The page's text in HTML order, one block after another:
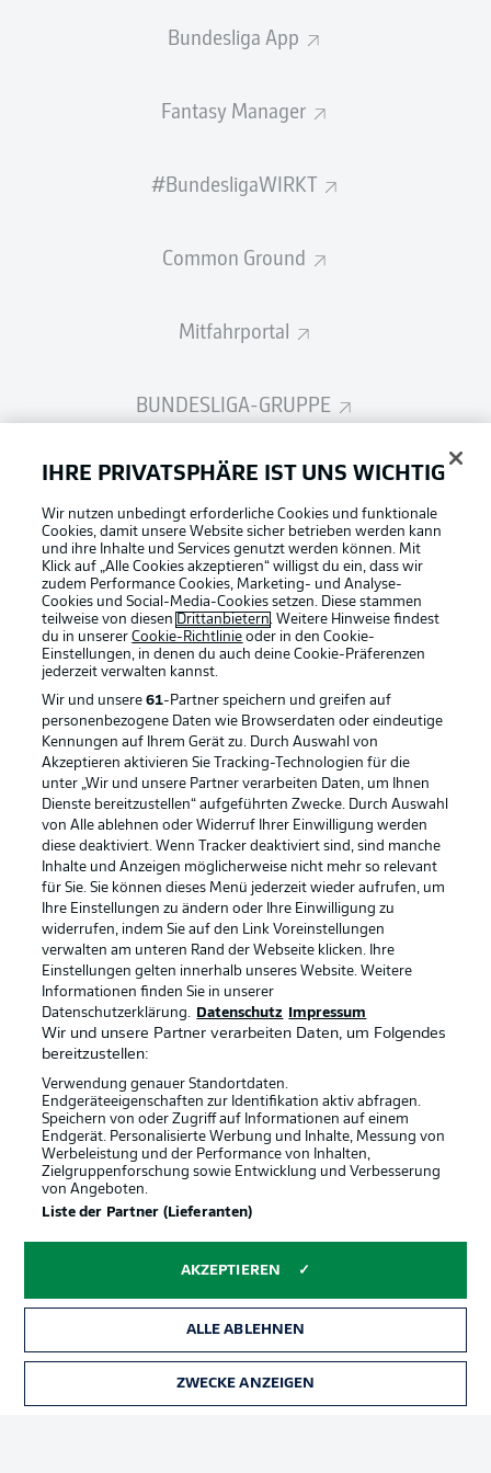
Bundesliga App
Fantasy Manager
#BundesligaWIRKT
Common Ground
Mitfahrportal
BUNDESLIGA-GRUPPE
Sprachauswahl
Login
Football as it's meant to be
BUNDESLIGA APP
Offizielle Partner
Kontakt Jobs
Partner
IHRE PRIVATSPHÄRE IST UNS WICHTIG
Wir nutzen unbedingt erforderliche Cookies und funktionale
Cookies, damit unsere Website sicher betrieben werden kann
und ihre Inhalte und Services genutzt werden können. Mit
Klick auf „Alle Cookies akzeptieren“ willigst du ein, dass wir
zudem Performance Cookies, Marketing- und Analyse-
Cookies und Social-Media-Cookies setzen. Diese stammen
teilweise von diesen Drittanbietern. Weitere Hinweise findest
du in unsererCookie-Richtlinie oder in den Cookie-
Einstellungen, in denen du auch deine Cookie-Präferenzen
jederzeit verwalten kannst.
Wir und unsere61-Partner speichern und greifen auf
personenbezogene Daten wie Browserdaten oder eindeutige
Kennungen auf Ihrem Gerät zu. Durch Auswahl von
Akzeptieren aktivieren Sie Tracking-Technologien für die
unter „Wir und unsere Partner verarbeiten Daten, um Ihnen
Dienste bereitzustellen“ aufgeführten Zwecke. Durch Auswahl
von Alle ablehnen oder Widerruf Ihrer Einwilligung werden
diese deaktiviert. Wenn Tracker deaktiviert sind, sind manche
Inhalte und Anzeigen möglicherweise nicht mehr so relevant
für Sie. Sie können dieses Menü jederzeit wieder aufrufen, um
Ihre Einstellungen zu ändern oder Ihre Einwilligung zu
widerrufen, indem Sie auf den Link Voreinstellungen
verwalten am unteren Rand der Webseite klicken. Ihre
Einstellungen gelten innerhalb unseres Website. Weitere
Informationen finden Sie in unserer
Datenschutzerklärung.
Datenschutz Impressum
Wir und unsere Partner verarbeiten Daten, um Folgendes
bereitzustellen:
Verwendung genauer Standortdaten.
Endgeräteeigenschaften zur Identifikation aktiv abfragen.
Speichern von oder Zugriff auf Informationen auf einem
Endgerät. Personalisierte Werbung und Inhalte, Messung von
Werbeleistung und der Performance von Inhalten,
Zielgruppenforschung sowie Entwicklung und Verbesserung
von Angeboten.
Liste der Partner (Lieferanten)
AKZEPTIEREN
ALLE ABLEHNEN
ZWECKE ANZEIGEN